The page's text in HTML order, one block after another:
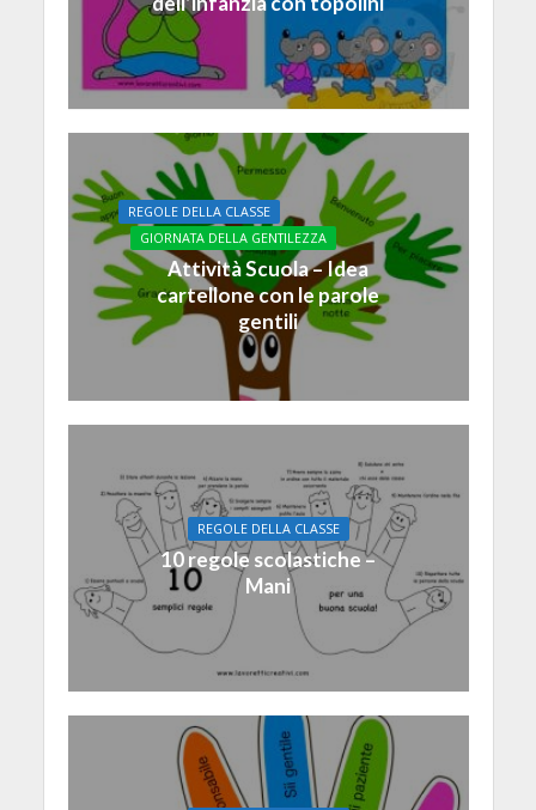
REGOLE DELLA CLASSE
GIORNATA DELLA GENTILEZZA
Attività Scuola – Idea
cartellone con le parole
gentili
REGOLE DELLA CLASSE
10 regole scolastiche –
Mani